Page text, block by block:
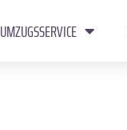
UMZUGSSERVICE